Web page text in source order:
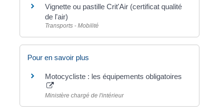
Vignette ou pastille Crit'Air (certificat qualité
de l'air)
Transports - Mobilité
Pour en savoir plus
Motocycliste : les équipements obligatoires
Ministère chargé de l'intérieur